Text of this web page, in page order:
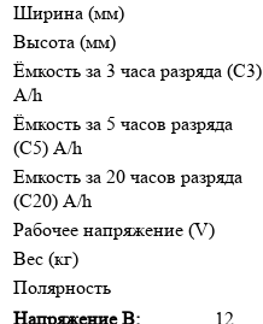
Ширина (мм)
Высота (мм)
Ёмкость за 3 часа разряда (С3)
A/h
Ёмкость за 5 часов разряда
(С5) A/h
Емкость за 20 часов разряда
(С20) A/h
Рабочее напряжение (V)
Вес (кг)
Полярность
Напряжение В:
12